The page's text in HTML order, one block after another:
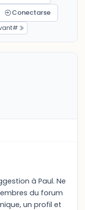
Conectarse
à Paul. Ne
du forum
un profil et